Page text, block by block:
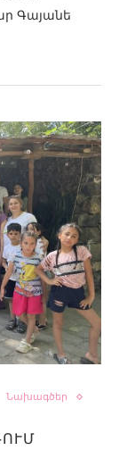
Գայանե
Նախագծեր